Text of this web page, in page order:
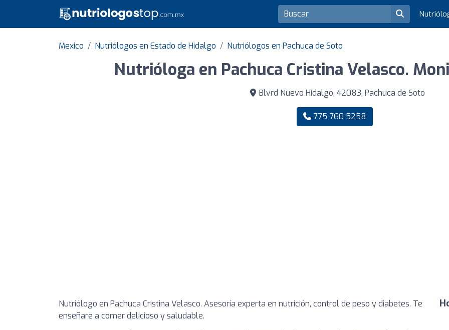
Mexico Nutriólogos en Estado de Hidalgo Nutriólogos en Pachuca de Soto
Nutrióloga en Pachuca Cristina Velasco.
Blvrd Nuevo Hidalgo, 42083, Pachuca de Soto
775 760 5258
Nutriólogo en Pachuca Cristina Velasco. Asesoría experta en nutrición, control de peso y diabetes. Te
enseñare a comer delicioso y saludable.